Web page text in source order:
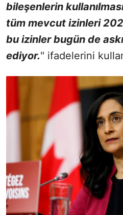
bileşenlerin
tüm mevcut izinleri
bu izinler bugün de
ediyor." ifadelerini